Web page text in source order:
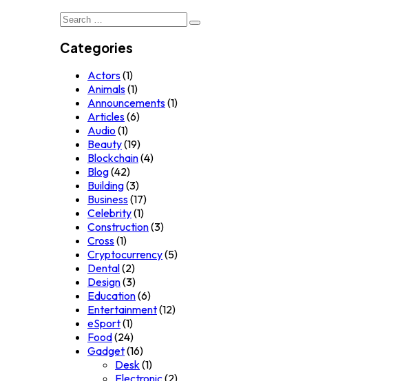
Search
for:
Categories
Actors(1)
Animals(1)
Announcements(1)
Articles(6)
Audio (1)
Beauty(19)
Blockchain(4)
Blog(42)
Building(3)
Business(17)
Celebrity(1)
Construction(3)
Cross(1)
Cryptocurrency(5)
Dental(2)
Design(3)
Education(6)
Entertainment(12)
eSport(1)
Food(24)
Gadget(16)
Desk(1)